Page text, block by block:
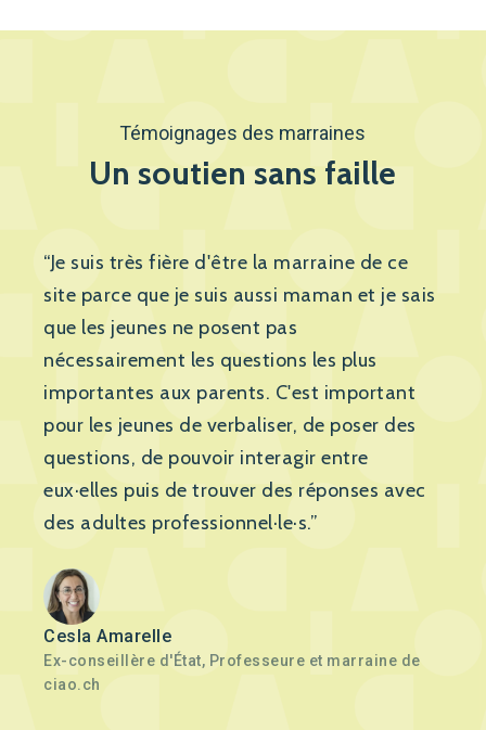
Témoignages des marraines
Un soutien sans faille
“Je suis très fière d'être la marraine de ce
site parce que je suis aussi maman et je sais
que les jeunes ne posent pas
nécessairement les questions les plus
importantes aux parents. C'est important
pour les jeunes de verbaliser, de poser des
questions, de pouvoir interagir entre
eux·elles puis de trouver des réponses avec
des adultes professionnel·le·s.”
Cesla Amarelle
Ex-conseillère d'État, Professeure et marraine de
ciao.ch